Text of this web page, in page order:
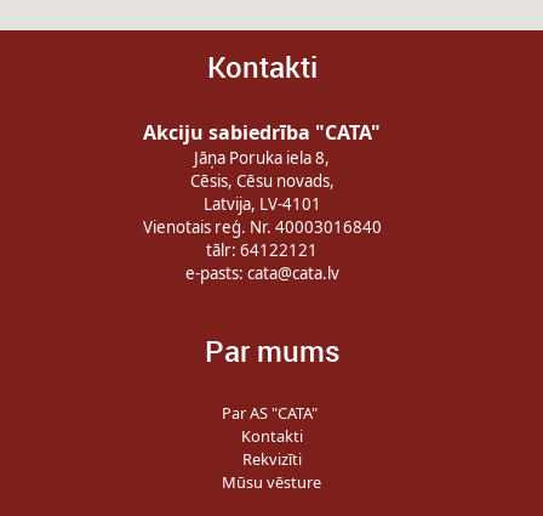
Kontakti
Akciju sabiedrība "CATA"
Jāņa Poruka iela 8,
Cēsis, Cēsu novads,
Latvija, LV-4101
Vienotais reģ. Nr. 40003016840
tālr: 64122121
e-pasts: cata@cata.lv
Par mums
Par AS "CATA"
Kontakti
Rekvizīti
Mūsu vēsture